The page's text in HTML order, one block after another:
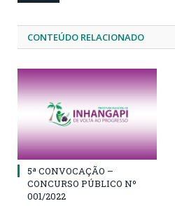
CONTEÚDO RELACIONADO
5ª CONVOCAÇÃO –
CONCURSO PÚBLICO Nº
001/2022